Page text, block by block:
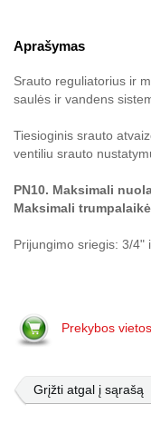
Aprašymas
Srauto reguliatorius ir
saulės ir vandens
Tiesioginis srauto
ventiliu srauto
PN10. Maksimali
Maksimali
Prijungimo sriegis: 3/4"
Prekybos vietos
Grįžti atgal į sąrašą